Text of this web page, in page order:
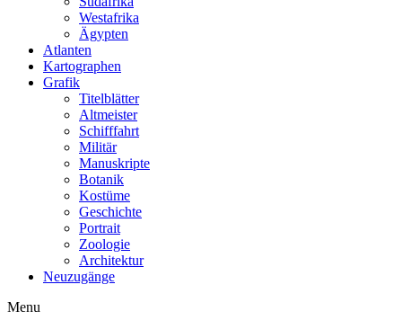
Westafrika
Ägypten
Atlanten
Kartographen
Grafik
Titelblätter
Altmeister
Schifffahrt
Militär
Manuskripte
Botanik
Kostüme
Geschichte
Portrait
Zoologie
Architektur
Neuzugänge
Menu